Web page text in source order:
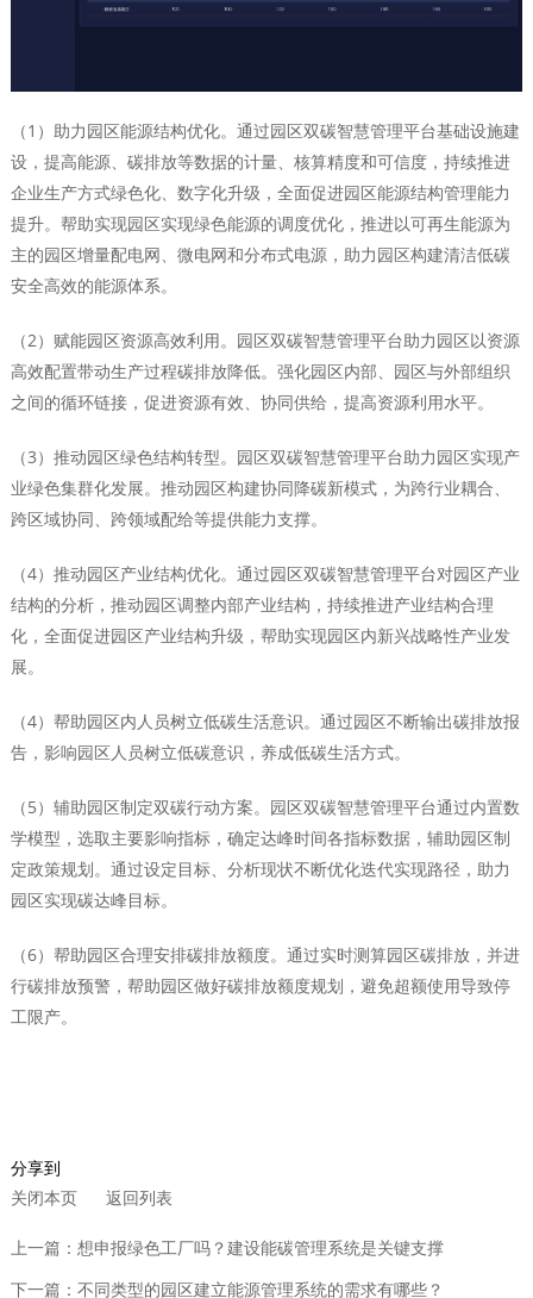
（1）助力园区能源结构优化。通过园区双碳智慧管理平台基础设施建
设，提高能源、碳排放等数据的计量、核算精度和可信度，持续推进
企业生产方式绿色化、数字化升级，全面促进园区能源结构管理能力
提升。帮助实现园区实现绿色能源的调度优化，推进以可再生能源为
主的园区增量配电网、微电网和分布式电源，助力园区构建清洁低碳
安全高效的能源体系。
（2）赋能园区资源高效利用。园区双碳智慧管理平台助力园区以资源
高效配置带动生产过程碳排放降低。强化园区内部、园区与外部组织
之间的循环链接，促进资源有效、协同供给，提高资源利用水平。
（3）推动园区绿色结构转型。园区双碳智慧管理平台助力园区实现产
业绿色集群化发展。推动园区构建协同降碳新模式，为跨行业耦合、
跨区域协同、跨领域配给等提供能力支撑。
（4）推动园区产业结构优化。通过园区双碳智慧管理平台对园区产业
结构的分析，推动园区调整内部产业结构，持续推进产业结构合理
化，全面促进园区产业结构升级，帮助实现园区内新兴战略性产业发
展。
（4）帮助园区内人员树立低碳生活意识。通过园区不断输出碳排放报
告，影响园区人员树立低碳意识，养成低碳生活方式。
（5）辅助园区制定双碳行动方案。园区双碳智慧管理平台通过内置数
学模型，选取主要影响指标，确定达峰时间各指标数据，辅助园区制
定政策规划。通过设定目标、分析现状不断优化迭代实现路径，助力
园区实现碳达峰目标。
（6）帮助园区合理安排碳排放额度。通过实时测算园区碳排放，并进
行碳排放预警，帮助园区做好碳排放额度规划，避免超额使用导致停
工限产。
分享到
关闭本页
返回列表
上一篇：想申报绿色工厂吗？建设能碳管理系统是关键支撑
下一篇：不同类型的园区建立能源管理系统的需求有哪些？